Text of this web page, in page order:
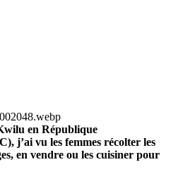
en République
j’ai vu les femmes récolter les
en vendre ou les cuisiner pour